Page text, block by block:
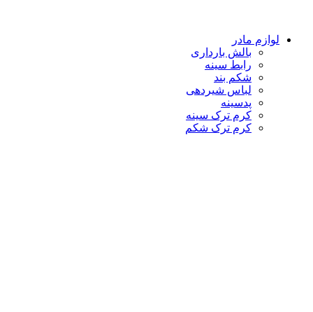
لوازم مادر
بالش بارداری
رابط سینه
شکم بند
لباس شیردهی
پدسینه
کرم ترک سینه
کرم ترک شکم